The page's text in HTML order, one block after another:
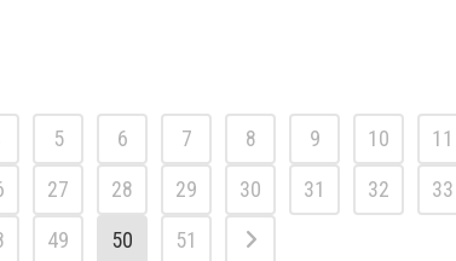
5 6 7 8 9 10 11
27 28 29 30 31 32 33
49 50 51